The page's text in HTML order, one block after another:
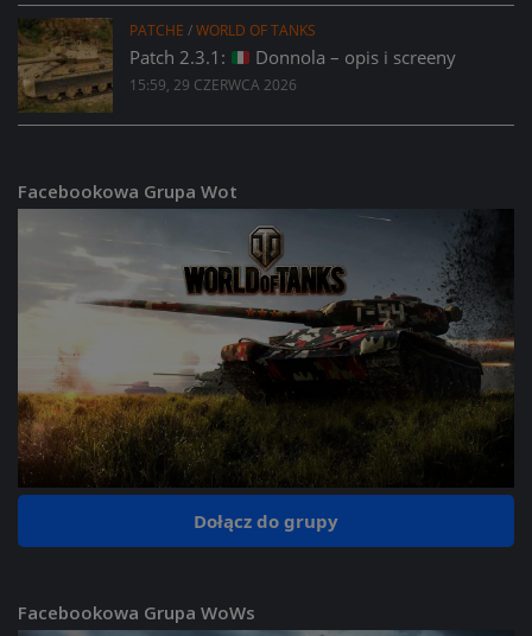
PATCHE /WORLD OF TANKS
Patch 2.3.1: Donnola – opis i screeny
15:59, 29 CZERWCA 2026
Facebookowa Grupa Wot
Dołącz do grupy
Facebookowa Grupa WoWs